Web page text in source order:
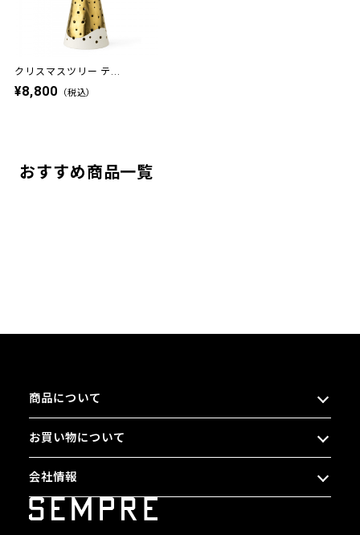
クリスマスツリー テ...
¥8,800 （税込）
おすすめ商品一覧
商品について
お買い物について
会社情報